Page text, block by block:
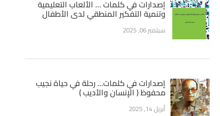
إصدارات في كلمات … الألعاب التعليمية
وتنمية التفكير المنطقي لدى الأطفال
سبتمبر 06, 2025
إصدارات في كلمات… رحلة في حياة نجيب
محفوظ ( الإنسان والأديب )
أبريل 14, 2025